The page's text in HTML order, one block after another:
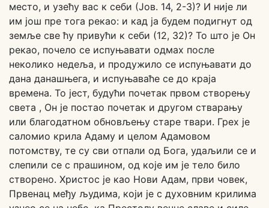
место, и узећу вас к себи (Јов. 14, 2-3)? И није ли
им још пре тога рекао: и кад ја будем подигнут од
земље све ћу привући к себи (12, 32)? То што је Он
рекао, почело се испуњавати одмах после
неколико недеља, и продужило се испуњавати до
дана данашњега, и испуњаваће се до краја
времена. То јест, будући почетак првом створењу
света , Он је постао почетак и другом стварању
или благодатном обновљењу старе твари. Грех је
саломио крила Адаму и целом Адамовом
потомству, те су сви отпали од Бога, удаљили се и
слепили се с прашином, од које им је тело било
створено. Христос је као Нови Адам, први човек,
Првенац међу људима, који је с духовним крилима